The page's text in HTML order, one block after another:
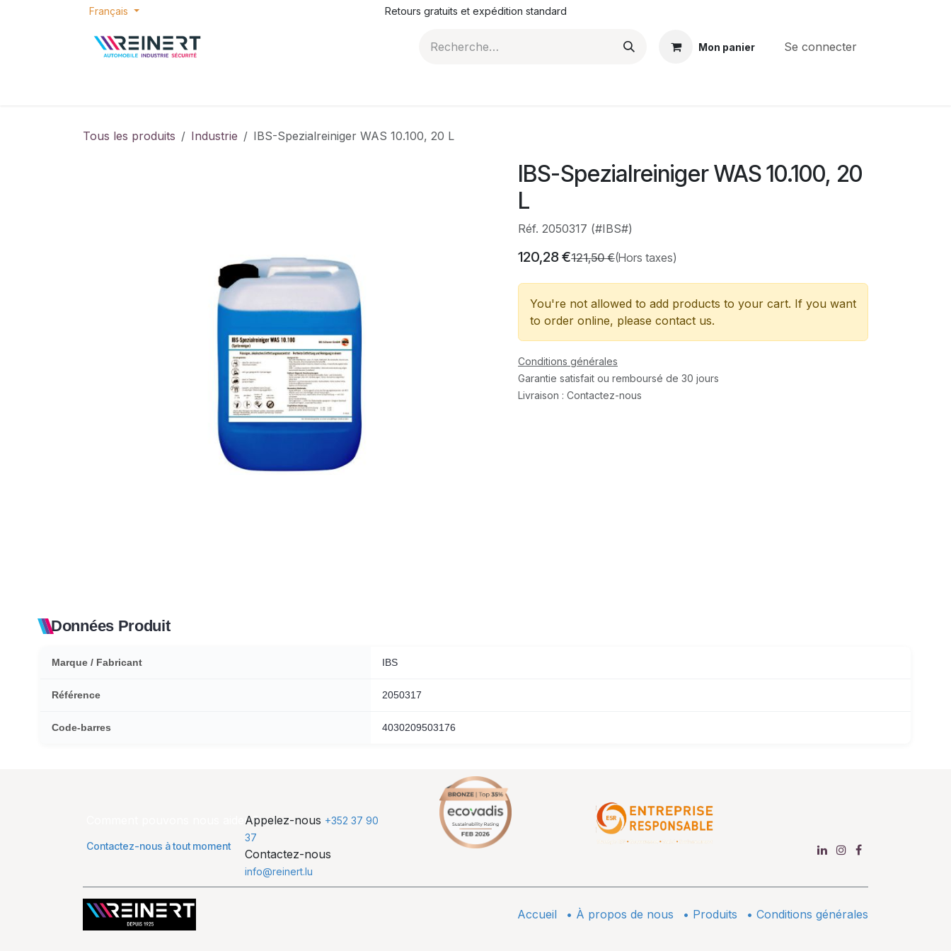
Se rendre au contenu
Français Retours gratuits et expédition standard
Mon panier Se connecter
Tous les produits Industrie IBS-Spezialreiniger WAS 10.100, 20 L
IBS-Spezialreiniger WAS 10.100, 20
L
Réf. 2050317 (#IBS#)
120,28€121,50€(Hors taxes)
You're not allowed to add products to your cart. If you want
to order online, please contact us.
Conditions générales
Garantie satisfait ou remboursé de 30 jours
Livraison : Contactez-nous
Données Produit
Marque / Fabricant IBS
Référence 2050317
Code-barres 4030209503176
Comment pouvons nous aider ?
Contactez-nous à tout moment
Appelez-nous +352 37 90
37
Contactez-nous
info@reinert.lu
Accueil • À propos de nous • ​Produits • Conditions générales